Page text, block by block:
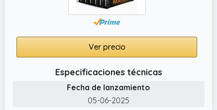
Ver precio
Especificaciones técnicas
Fecha de lanzamiento
05-06-2025